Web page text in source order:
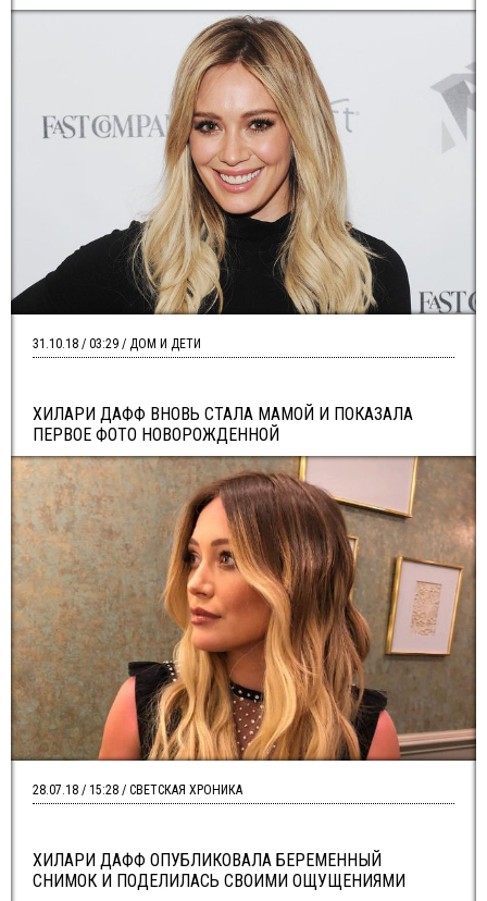
ХИЛАРИ ДАФФ ВНОВЬ СТАЛА МАМОЙ И ПОКАЗАЛА
ПЕРВОЕ ФОТО НОВОРОЖДЕННОЙ
31.10.18 / 03:29 / ДОМ И ДЕТИ
ХИЛАРИ ДАФФ ОПУБЛИКОВАЛА БЕРЕМЕННЫЙ
СНИМОК И ПОДЕЛИЛАСЬ СВОИМИ ОЩУЩЕНИЯМИ
28.07.18 / 15:28 / СВЕТСКАЯ ХРОНИКА